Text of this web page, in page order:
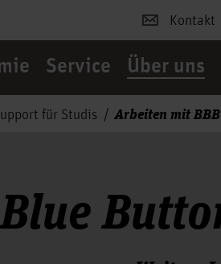
Kontakt
Service Über uns
für Studis Arbeiten mit